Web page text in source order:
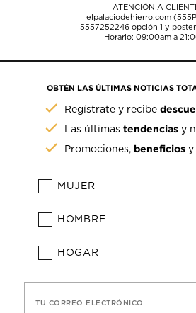
ATENCIÓN A
elpalaciodehierro.com
5557252246opción 1 y
Horario: 09:00am a
OBTÉN LAS ÚLTIMAS NOTICIAS
Regístrate y recibe
Las últimastendencias y
Promociones, beneficios y
MUJER
HOMBRE
HOGAR
TU CORREO ELECTRÓNICO